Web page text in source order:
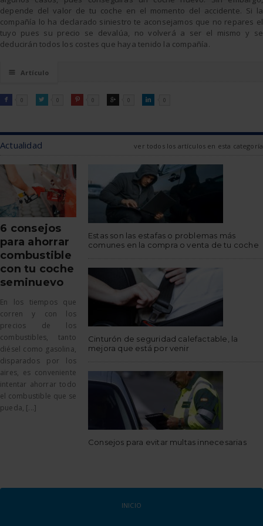
depende del valor de tu coche en el momento del accidente. Si la
compañía lo ha declarado siniestro te aconsejamos que no repares el
tuyo pues su precio se devalúa, no volverá a ser el mismo y se
deducirán todos los costes que haya tenido la compañía.
☰ Artículo

FACEBOOK
0 
TWITTER0 
PINTEREST
0 
GOOGLE0 
LINKEDIN
0
Actualidad ver todos los artículos en esta categoría
6 consejos
para ahorrar
combustible
con tu coche
seminuevo
En los tiempos que
corren y con los
precios de los
combustibles, tanto
diésel como gasolina,
disparados por los
aires, es conveniente
intentar ahorrar todo
el combustible que se
pueda, [...]
Estas son las estafas o problemas más
comunes en la compra o venta de tu coche
Cinturón de seguridad calefactable, la
mejora que está por venir
Consejos para evitar multas innecesarias
INICIO